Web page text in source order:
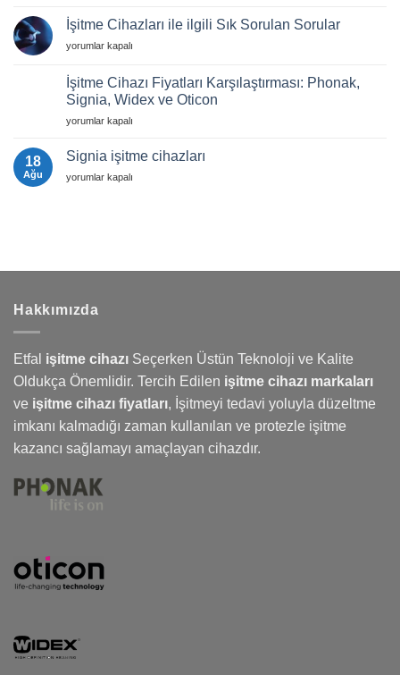
İşitme
Cihazı
Satın
SGK
Destek
Rehberi
2025
|
İşitme
Cihazları
İşitme Cihazları ile ilgili Sık Sorulan Sorular
İşitme
ile
ilgili
Sık
Sorulan
için
yorumlar kapalı
İşitme Cihazı Fiyatları Karşılaştırması: Phonak,
Signia, Widex ve Oticon
İşitme
Fiyatları
Karşılaştırması:
Phonak,
yorumlar kapalı
18
Ağu
Signia işitme cihazları
Signia
yorumlar kapalı
Hakkımızda
Etfal işitme cihazı Seçerken Üstün Teknoloji ve Kalite
Oldukça Önemlidir. Tercih Edilen işitme cihazı markaları
ve işitme cihazı fiyatları, İşitmeyi tedavi yoluyla düzeltme
imkanı kalmadığı zaman kullanılan ve protezle işitme
kazancı sağlamayı amaçlayan cihazdır.